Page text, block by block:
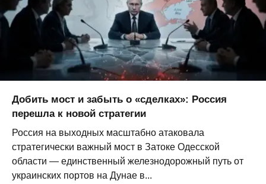
Добить мост и забыть о «сделках»: Россия
перешла к новой стратегии
Россия на выходных масштабно атаковала
стратегически важный мост в Затоке Одесской
области — единственный железнодорожный путь от
украинских портов на Дунае в...